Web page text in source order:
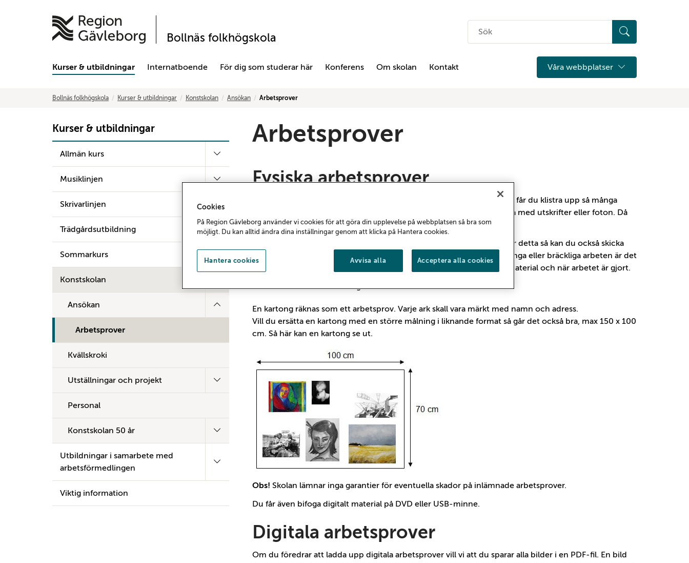
Bollnäs folkhögskola
Kurser & utbildningar
Internatboende För dig som studerar här Konferens Om skolan Kontakt Våra webbplatser
Bollnäs folkhögskola Kurser & utbildningar Konstskolan Ansökan Arbetsprover
Kurser & utbildningar
Allmän kurs
Musiklinjen
Skrivarlinjen
Trädgårdsutbildning
Sommarkurs
Konstskolan
Ansökan
Arbetsprover
Kvällskroki
Utställningar och projekt
Personal
Konstskolan 50 år
Utbildningar i samarbete med
arbetsförmedlingen
Viktig information
Arbetsprover
Fysiska arbetsprover
Vi vill ha sex kartongark cirka 70 x 100 cm med arbetsprover. På dessa får du klistra upp så många
bilder av dina arbeten som får plats. Vi föredrar original men du kan ta med utskrifter eller foton. Då
vill vi att storlek och teknik tydligt framgår.
Vi vill helst att ungefär hälften av arbetsproverna är teckningar. Utöver detta så kan du också skicka
tredimensionella arbeten som skulpturer eller objekt. Är det stora, tunga eller bräckliga arbeten är det
bättre att skicka foton. Fotografera från olika vinklar och ange mått, material och när arbetet är gjort.
6 st 70 x 100 cm kartonger
En kartong räknas som ett arbetsprov. Varje ark skall vara märkt med namn och adress.
Vill du ersätta en kartong med en större målning i liknande format så går det också bra, max 150 x 100
cm. Så här kan en kartong se ut.
Obs! Skolan lämnar inga garantier för eventuella skador på inlämnade arbetsprover.
Du får även bifoga digitalt material på DVD eller USB-minne.
Digitala arbetsprover
Om du föredrar att ladda upp digitala arbetsprover vill vi att du sparar alla bilder i en PDF-fil. En bild
Cookies
På Region Gävleborg använder vi cookies för att göra din upplevelse på webbplatsen så bra som
möjligt. Du kan alltid ändra dina inställningar genom att klicka på Hantera cookies.
Avvisa alla Acceptera alla cookies
Hantera cookies